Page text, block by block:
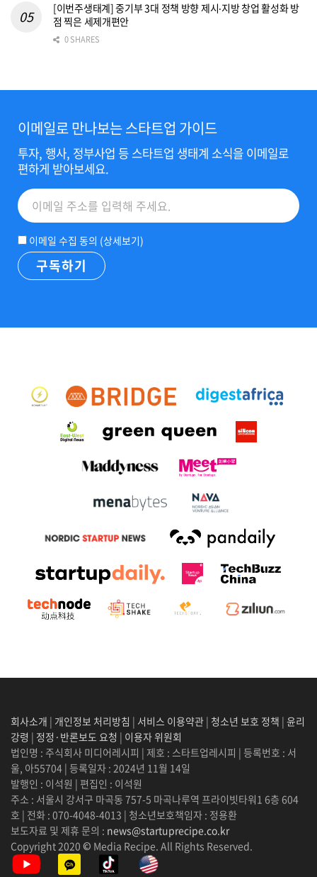
[이번주생태계] 중기부 3대 정책 방향 제시‧지방 창업 활성화 방
점 찍은 세제개편안
0 SHARES
이메일로 만나보는 스타트업 가이드
투자, 행사, 정부사업 등 스타트업 생태계 소식을 이메일로
편하게 받아보세요.
이메일 수집 동의 (상세보기)
회사소개 | 개인정보 처리방침 | 서비스 이용약관 | 청소년 보호 정책 | 윤리
강령 | 정정·반론보도 요청 | 이용자 위원회
법인명 : 주식회사 미디어레시피 | 제호 : 스타트업레시피 | 등록번호 : 서
울, 아55704 | 등록일자 : 2024년 11월 14일
발행인 : 이석원 | 편집인 : 이석원
주소 : 서울시 강서구 마곡동 757-5 마곡나루역 프라이빗타워1 6층 604
호 | 전화 : 070-4048-4013 | 청소년보호책임자 : 정용환
보도자료 및 제휴 문의 : news@startuprecipe.co.kr
Copyright 2020 © Media Recipe. All Rights Reserved.